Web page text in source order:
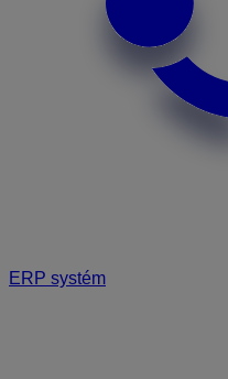
ERP systém